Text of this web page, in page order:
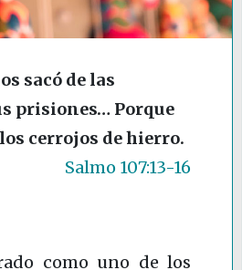
sacó de las
prisiones… Porque
cerrojos de hierro.
Salmo 107:13-16
como uno de los